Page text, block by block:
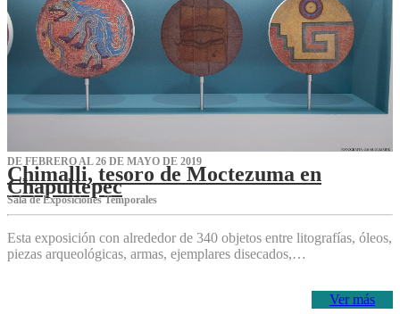
DE FEBRERO AL 26 DE MAYO DE 2019
Chimalli, tesoro de Moctezuma en
Chapultepec
Sala de Exposiciones Temporales
Esta exposición con alrededor de 340 objetos entre litografías, óleos,
piezas arqueológicas, armas, ejemplares disecados,…
Ver más